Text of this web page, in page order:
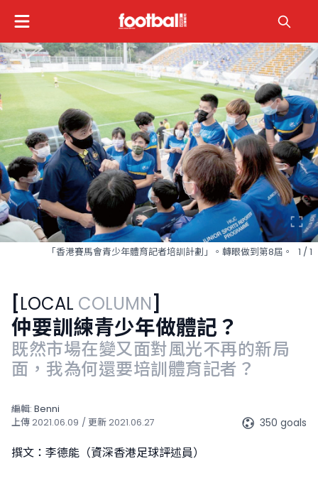
「香港賽馬會青少年體育記者培訓計劃」。轉眼做到第8屆。 1 / 1
LOCAL COLUMN
仲要訓練青少年做體記？
既然市場在變又面對風光不再的新局
面，我為何還要培訓體育記者？
編輯: Benni
上傳2021.06.09 / 更新2021.06.27 350 goals
撰文：李德能（資深香港足球評述員）